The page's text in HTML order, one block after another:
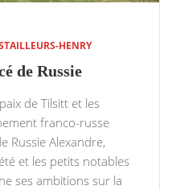
HENRY
de Russie
de Tilsitt et les
franco-russe
Russie Alexandre,
et les petits notables
ses ambitions sur la